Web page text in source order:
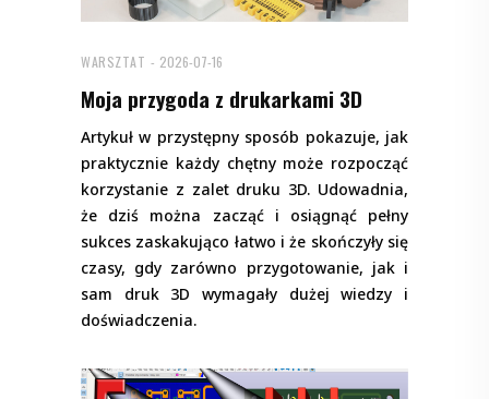
WARSZTAT 2026-07-16
Moja przygoda z drukarkami 3D
Artykuł w przystępny sposób pokazuje, jak
praktycznie każdy chętny może rozpocząć
korzystanie z zalet druku 3D. Udowadnia,
że dziś można zacząć i osiągnąć pełny
sukces zaskakująco łatwo i że skończyły się
czasy, gdy zarówno przygotowanie, jak i
sam druk 3D wymagały dużej wiedzy i
doświadczenia.